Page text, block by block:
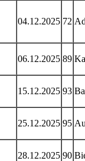
04.12.2025 72
06.12.2025 89
15.12.2025 93
25.12.2025 95
28.12.2025 90